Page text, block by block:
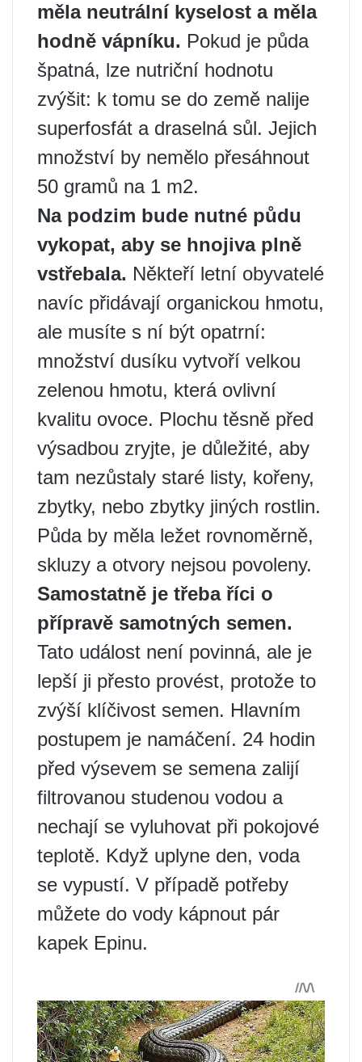
měla neutrální kyselost a měla
hodně vápníku. Pokud je půda
špatná, lze nutriční hodnotu
zvýšit: k tomu se do země nalije
superfosfát a draselná sůl. Jejich
množství by nemělo přesáhnout
50 gramů na 1 m2.
Na podzim bude nutné půdu
vykopat, aby se hnojiva plně
vstřebala. Někteří letní obyvatelé
navíc přidávají organickou hmotu,
ale musíte s ní být opatrní:
množství dusíku vytvoří velkou
zelenou hmotu, která ovlivní
kvalitu ovoce. Plochu těsně před
výsadbou zryjte, je důležité, aby
tam nezůstaly staré listy, kořeny,
zbytky, nebo zbytky jiných rostlin.
Půda by měla ležet rovnoměrně,
skluzy a otvory nejsou povoleny.
Samostatně je třeba říci o
přípravě samotných semen.
Tato událost není povinná, ale je
lepší ji přesto provést, protože to
zvýší klíčivost semen. Hlavním
postupem je namáčení. 24 hodin
před výsevem se semena zalijí
filtrovanou studenou vodou a
nechají se vyluhovat při pokojové
teplotě. Když uplyne den, voda
se vypustí. V případě potřeby
můžete do vody kápnout pár
kapek Epinu.